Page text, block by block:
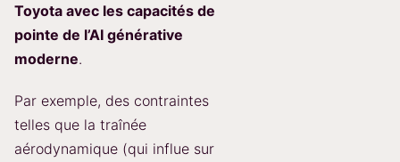
Toyota avec les capacités de
pointe de l’AI générative
moderne.
Par exemple, des contraintes
telles que la traînée
aérodynamique (qui influe sur